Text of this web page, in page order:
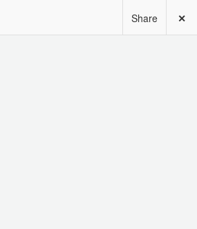
✕
Share